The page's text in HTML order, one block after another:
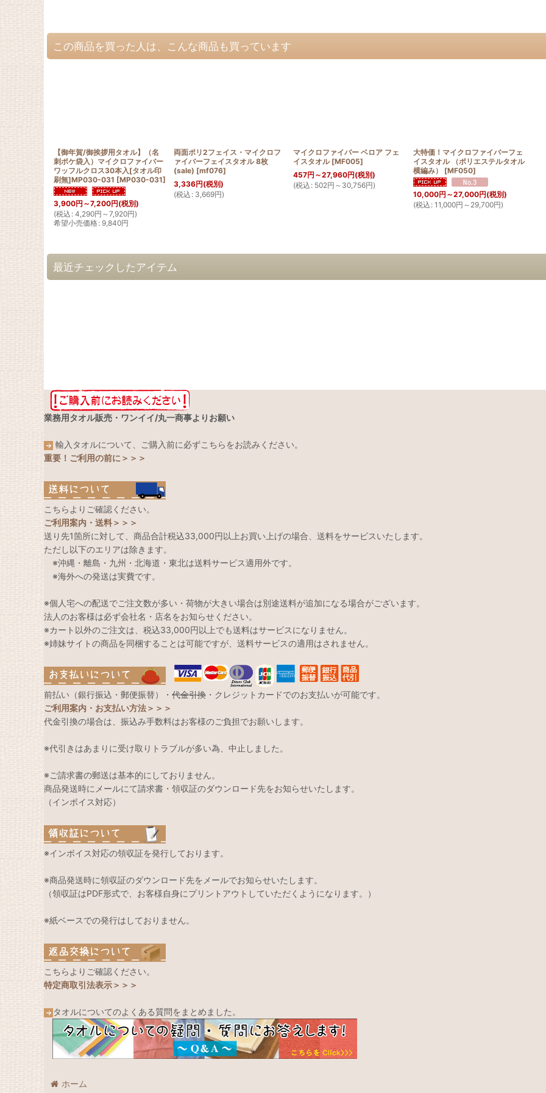
この商品を買った人は、こんな商品も買っています
【御年賀/御挨拶用タオル】（名
刺ポケ袋入）マイクロファイバー
ワッフルクロス30本入[タオル印
刷無]MP030-031 [MP030-031]
3,900円 ～7,200円(税別)
(税込 : 4,290円 ～7,920円)
希望小売価格: 9,840円
両面ポリ2フェイス・マイクロフ
ァイバーフェイスタオル 8枚
(sale) [mf076]
3,336円(税別)
(税込 : 3,669円)
マイクロファイバー ベロア フェ
イスタオル [MF005]
457円 ～27,960円(税別)
(税込 : 502円 ～30,756円)
大特価！マイクロファイバーフェ
イスタオル （ポリエステルタオル
横編み）
[MF050]
10,000円 ～27,000円(税別)
(税込 : 11,000円 ～29,700円)
最近チェックしたアイテム
業務用タオル販売・ワンイイ/丸一商事よりお願い
輸入タオルについて、ご購入前に必ずこちらをお読みください。
重要！ご利用の前に＞＞＞
こちらよりご確認ください。
ご利用案内・送料＞＞＞
送り先1箇所に対して、商品合計税込33,000円以上お買い上げの場合、送料をサービスいたします。
ただし以下のエリアは除きます。
※沖縄・離島・九州・北海道・東北は送料サービス適用外です。
※海外への発送は実費です。
※個人宅への配送でご注文数が多い・荷物が大きい場合は別途送料が追加になる場合がございます。
法人のお客様は必ず会社名・店名をお知らせください。
※カート以外のご注文は、税込33,000円以上でも送料はサービスになりません。
※姉妹サイトの商品を同梱することは可能ですが、送料サービスの適用はされません。
前払い（銀行振込・郵便振替）・ 代金引換 ・クレジットカードでのお支払いが可能です。
ご利用案内・お支払い方法＞＞＞
代金引換の場合は、振込み手数料はお客様のご負担でお願いします。
※代引きはあまりに受け取りトラブルが多い為、中止しました。
※ご請求書の郵送は基本的にしておりません。
商品発送時にメールにて請求書・領収証のダウンロード先をお知らせいたします。
（インボイス対応）
※インボイス対応の領収証を発行しております。
※商品発送時に領収証のダウンロード先をメールでお知らせいたします。
（領収証はPDF形式で、お客様自身にプリントアウトしていただくようになります。）
※紙ベースでの発行はしておりません。
こちらよりご確認ください。
特定商取引法表示＞＞＞
タオルについてのよくある質問をまとめました。
ホーム